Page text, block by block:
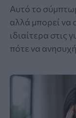
Αυτό το
αλλά μπορεί να
ιδιαίτερα στις
πότε να